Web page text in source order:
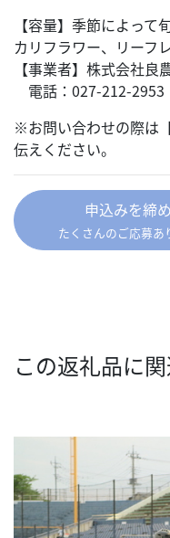
【容量】季節によって
カリフラワー、リーフ
【事業者】株式会社良
電話：027-212-2953
※お問い合わせの際は
伝えください。
申込みを締
たくさんのご応募あ
この返礼品に